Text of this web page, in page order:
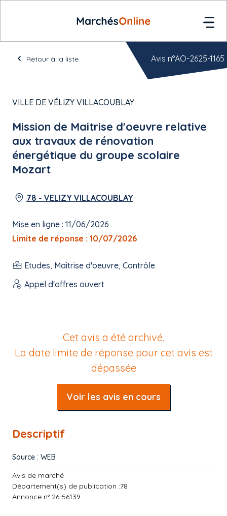
Retour à la liste
VILLE DE VÉLIZY VILLACOUBLAY
Mission de Maitrise d'oeuvre relative
aux travaux de rénovation
énergétique du groupe scolaire
Mozart
78 - VELIZY VILLACOUBLAY
Mise en ligne : 11/06/2026
Limite de réponse : 10/07/2026
Etudes, Maîtrise d'oeuvre, Contrôle
Appel d'offres ouvert
Avis n°AO-2625-1165
Cet avis a été archivé.
La date limite de réponse pour cet avis est
dépassée
Voir les avis en cours
Descriptif
Source : WEB
Avis de marché
Département(s) de publication :78
Annonce n° 26-56139